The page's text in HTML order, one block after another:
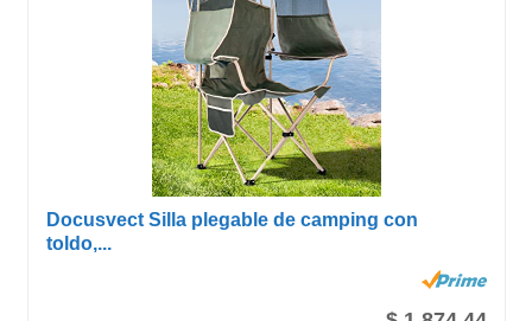
Docusvect Silla plegable de camping con
toldo,...